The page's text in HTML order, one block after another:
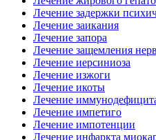
Лечение задержки
Лечение заикания
Лечение запора
Лечение защемления
Лечение иерсиниоза
Лечение изжоги
Лечение икоты
Лечение
Лечение импетиго
Лечение импотенции
Лечение инфаркта